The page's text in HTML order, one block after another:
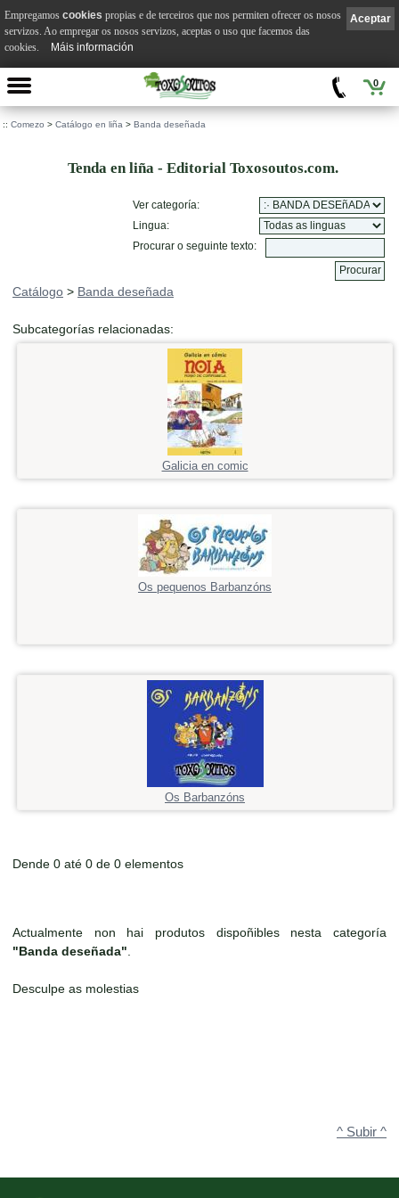
0
:: Comezo > Catálogo en liña > Banda deseñada
Tenda en liña - Editorial Toxosoutos.com.
Ver categoría:
Lingua:
Procurar o seguinte texto:
Catálogo > Banda deseñada
Subcategorías relacionadas:
Galicia en comic
Os pequenos Barbanzóns
Os Barbanzóns
Dende 0 até 0 de 0 elementos
Actualmente non hai produtos dispoñibles nesta categoría
"Banda deseñada"
Desculpe as molestias
^ Subir ^
Aceptar
Empregamos cookies propias e de terceiros que nos permiten ofrecer os nosos
servizos. Ao empregar os nosos servizos, aceptas o uso que facemos das
cookies.
Máis información